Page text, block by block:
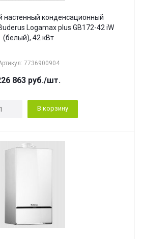
настенный конденсационный
Logamax plus GB172-42 iW
(белый), 42 кВт
7736900904
863 руб./шт.
В корзину